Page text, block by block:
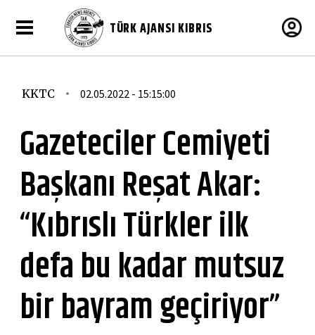
TÜRK AJANSI KIBRIS
KKTC 02.05.2022 - 15:15:00
Gazeteciler Cemiyeti
Başkanı Reşat Akar:
“Kıbrıslı Türkler ilk
defa bu kadar mutsuz
bir bayram geçiriyor”